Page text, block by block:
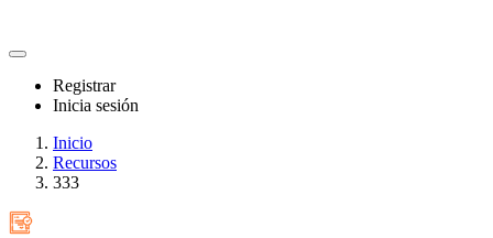
Registrar
Inicia sesión
Inicio
Recursos
333